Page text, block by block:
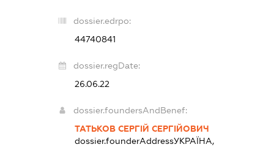
dossier.edrpo:
44740841
dossier.regDate:
26.06.22
dossier.foundersAndBenef:
ТАТЬКОВ СЕРГІЙ СЕРГІЙОВИЧ
dossier.founderAddressУКРАЇНА,